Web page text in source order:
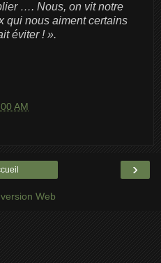
…. Nous, on vit notre
qui nous aiment certains
éviter ! ».
AM
›
Web